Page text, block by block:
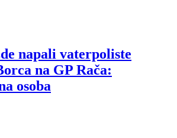
napali vaterpoliste
na GP Rača:
osoba